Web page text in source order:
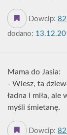
Dowcip:
dodano:
Mama do Jasia:
- Wiesz, ta
ładna i miła, ale
myśli śmietanę.
Dowcip: